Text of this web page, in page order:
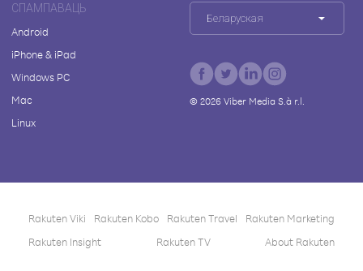
СПАМПАВАЦЬ
Android
iPhone & iPad
Windows PC
Mac
Linux
Беларуская
© 2026Viber Media S.à r.l.
Rakuten Viki Rakuten Kobo Rakuten Travel
Rakuten Marketing
Rakuten Insight
Rakuten TV About Rakuten